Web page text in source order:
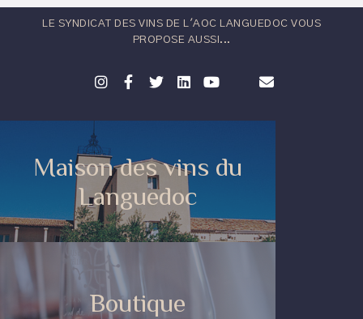
LE SYNDICAT DES VINS DE L'AOC LANGUEDOC VOUS
PROPOSE AUSSI...
Maison des vins du
Languedoc
Boutique